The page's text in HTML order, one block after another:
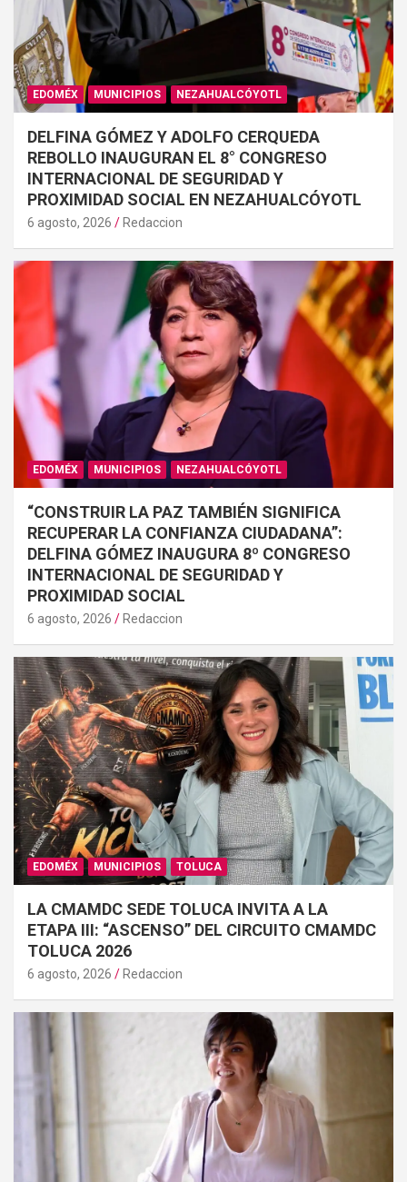
EDOMÉX MUNICIPIOS NEZAHUALCÓYOTL
DELFINA GÓMEZ Y ADOLFO CERQUEDA
REBOLLO INAUGURAN EL 8° CONGRESO
INTERNACIONAL DE SEGURIDAD Y
PROXIMIDAD SOCIAL EN NEZAHUALCÓYOTL
6 agosto, 2026 Redaccion
EDOMÉX MUNICIPIOS NEZAHUALCÓYOTL
“CONSTRUIR LA PAZ TAMBIÉN SIGNIFICA
RECUPERAR LA CONFIANZA CIUDADANA”:
DELFINA GÓMEZ INAUGURA 8º CONGRESO
INTERNACIONAL DE SEGURIDAD Y
PROXIMIDAD SOCIAL
6 agosto, 2026 Redaccion
EDOMÉX MUNICIPIOS TOLUCA
LA CMAMDC SEDE TOLUCA INVITA A LA
ETAPA III: “ASCENSO” DEL CIRCUITO CMAMDC
TOLUCA 2026
6 agosto, 2026 Redaccion